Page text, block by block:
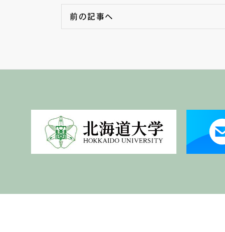
前の記事へ